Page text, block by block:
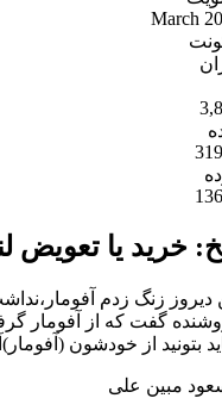
March
خريد يا تعويض
زنگ زدم آفومار،نداشت 17-50 تامرون
گفت که از آفومار
بتونید از خودشون
مبین علی